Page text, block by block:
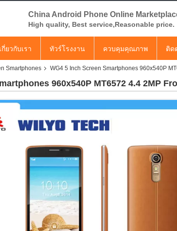
China Android Phone Online
High quality, Best service,Reasonable price.
เกี่ยวกับเรา ทัวร์โรงงาน ควบคุมคุณภาพ ติด
Smartphones WG4 5 Inch Screen Smartphones 960x540P
960x540P MT6572 4.4 2MP